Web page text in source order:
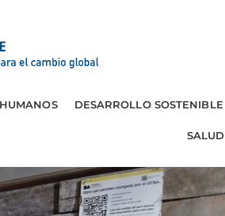
DESARROLLO SOSTENIBLE
SALUD